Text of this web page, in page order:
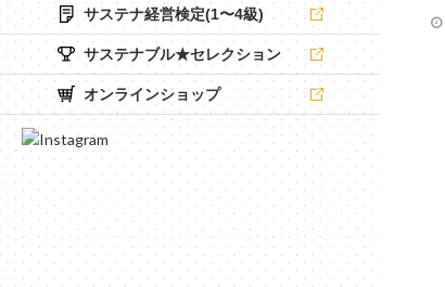
サステナ経営検定(1〜4級)
サステナブル★セレクション
オンラインショップ